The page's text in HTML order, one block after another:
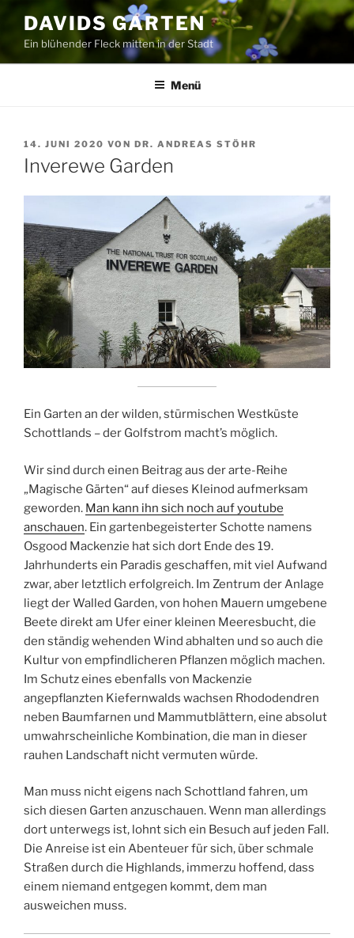
Inhalt
springen
DAVIDS GARTEN
Ein blühender Fleck mitten in der Stadt
Menü
VERÖFFENTLICHT
AM
14. JUNI 2020 VON DR. ANDREAS STÖHR
Inverewe Garden
Ein Garten an der wilden, stürmischen Westküste
Schottlands – der Golfstrom macht’s möglich.
Wir sind durch einen Beitrag aus der arte-Reihe
„Magische Gärten“ auf dieses Kleinod aufmerksam
geworden. Man kann ihn sich noch auf youtube
anschauen. Ein gartenbegeisterter Schotte namens
Osgood Mackenzie hat sich dort Ende des 19.
Jahrhunderts ein Paradis geschaffen, mit viel Aufwand
zwar, aber letztlich erfolgreich. Im Zentrum der Anlage
liegt der Walled Garden, von hohen Mauern umgebene
Beete direkt am Ufer einer kleinen Meeresbucht, die
den ständig wehenden Wind abhalten und so auch die
Kultur von empfindlicheren Pflanzen möglich machen.
Im Schutz eines ebenfalls von Mackenzie
angepflanzten Kiefernwalds wachsen Rhododendren
neben Baumfarnen und Mammutblättern, eine absolut
umwahrscheinliche Kombination, die man in dieser
rauhen Landschaft nicht vermuten würde.
Man muss nicht eigens nach Schottland fahren, um
sich diesen Garten anzuschauen. Wenn man allerdings
dort unterwegs ist, lohnt sich ein Besuch auf jeden Fall.
Die Anreise ist ein Abenteuer für sich, über schmale
Straßen durch die Highlands, immerzu hoffend, dass
einem niemand entgegen kommt, dem man
ausweichen muss.